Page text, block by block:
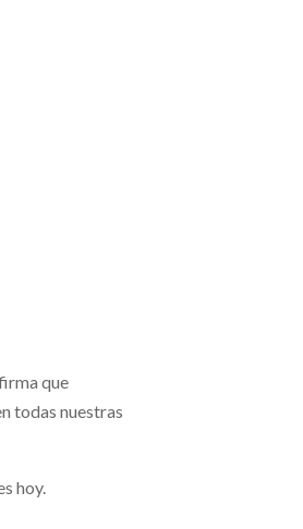
que
todas nuestras
hoy.